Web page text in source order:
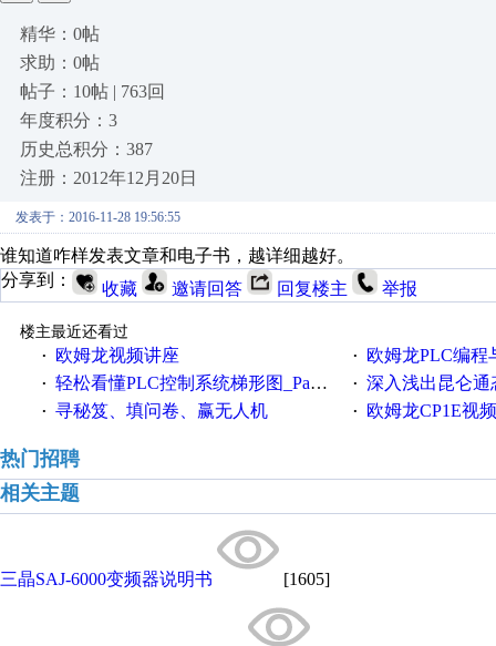
精华：0帖
求助：0帖
帖子：10帖 | 763回
年度积分：3
历史总积分：387
注册：2012年12月20日
发表于：2016-11-28 19:56:55
谁知道咋样发表文章和电子书，越详细越好。
分享到：
收藏 邀请回答 回复楼主 举报
楼主最近还看过
·
欧姆龙视频讲座 · 欧姆龙PLC编程与应用定位篇串行通信
· 轻松看懂PLC控制系统梯形图_Part5.pdf · 深入浅出昆仑通态
· 寻秘笈、填问卷、赢无人机 · 欧姆龙CP1E视频教
热门招聘
相关主题
三晶SAJ-6000变频器说明书 [1605]